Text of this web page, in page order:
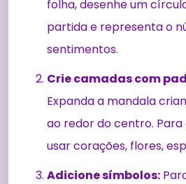
folha, desenhe um
partida e representa o
sentimentos.
Crie camadas com
Expanda a mandala
ao redor do centro.
usar corações, flores,
Adicione símbolos: